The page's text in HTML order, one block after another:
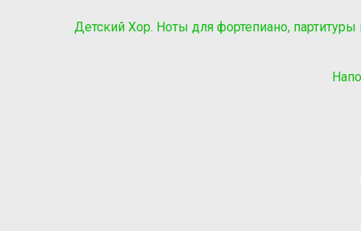
Детский Хор. Ноты для фортепиано, партитуры